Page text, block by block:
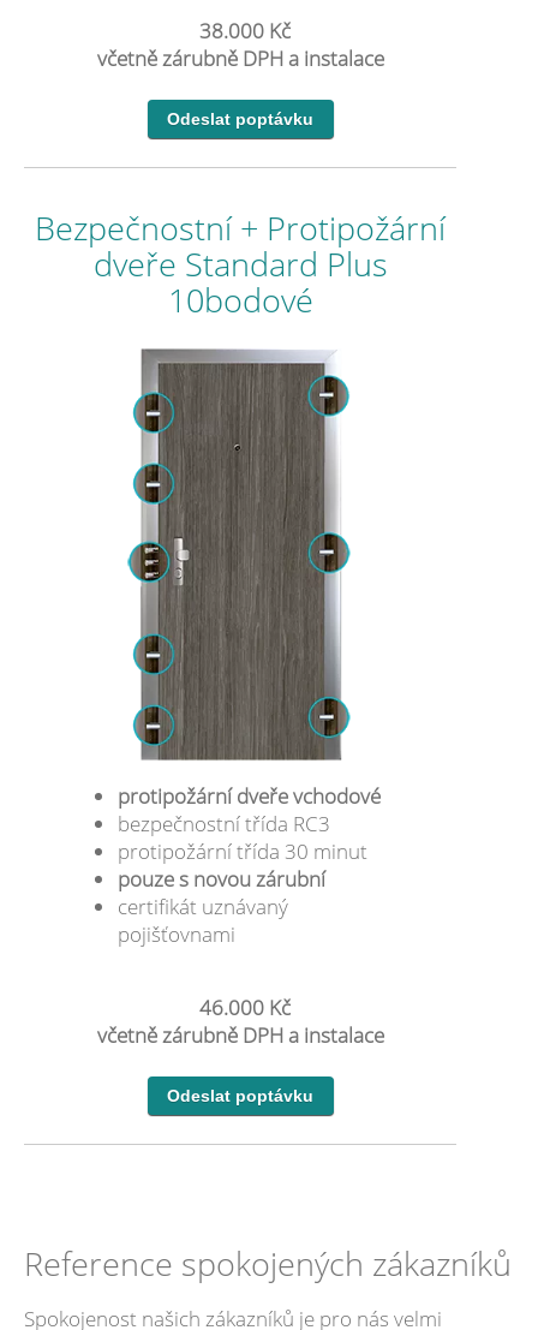
38.000 Kč
včetně zárubně DPH a instalace
Bezpečnostní + Protipožární
dveře Standard Plus
10bodové
protipožární dveře vchodové
bezpečnostní třída RC3
protipožární třída 30 minut
pouze s novou zárubní
certifikát uznávaný
pojišťovnami
46.000 Kč
včetně zárubně DPH a instalace
Reference spokojených zákazníků
Spokojenost našich zákazníků je pro nás velmi